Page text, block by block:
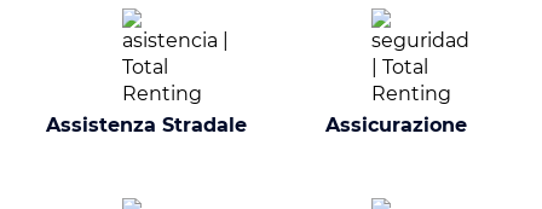
Assistenza Stradale Assicurazione